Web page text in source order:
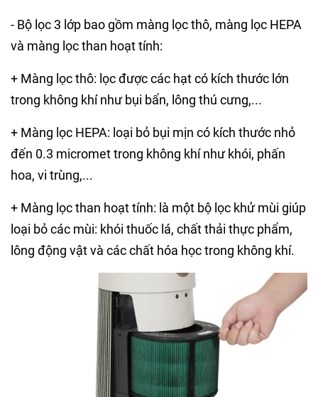
- Bộ lọc 3 lớp bao gồm màng lọc thô, màng lọc HEPA
và màng lọc than hoạt tính:
+ Màng lọc thô: lọc được các hạt có kích thước lớn
trong không khí như bụi bẩn, lông thú cưng,...
+ Màng lọc HEPA: loại bỏ bụi mịn có kích thước nhỏ
đến 0.3 micromet trong không khí như khói, phấn
hoa, vi trùng,...
+ Màng lọc than hoạt tính: là một bộ lọc khử mùi giúp
loại bỏ các mùi: khói thuốc lá, chất thải thực phẩm,
lông động vật và các chất hóa học trong không khí.